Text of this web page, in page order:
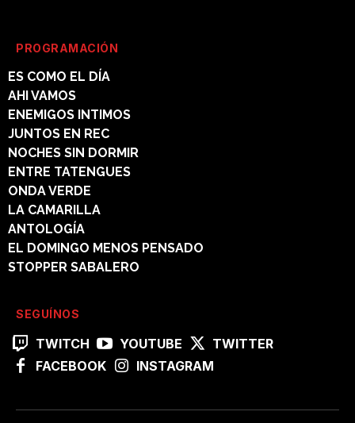
PROGRAMACIÓN
ES COMO EL DÍA
AHI VAMOS
ENEMIGOS INTIMOS
JUNTOS EN REC
NOCHES SIN DORMIR
ENTRE TATENGUES
ONDA VERDE
LA CAMARILLA
ANTOLOGÍA
EL DOMINGO MENOS PENSADO
STOPPER SABALERO
SEGUÍNOS
TWITCH YOUTUBE
TWITTER
FACEBOOK
INSTAGRAM